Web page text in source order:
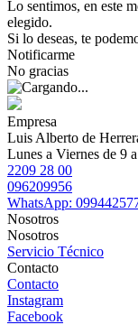
Lo sentimos, en este
elegido.
Si lo deseas, te
Notificarme
No gracias
Empresa
Luis Alberto de
Lunes a Viernes de 9
2209 28 00
096209956
WhatsApp:
Nosotros
Nosotros
Servicio Técnico
Contacto
Contacto
Instagram
Facebook